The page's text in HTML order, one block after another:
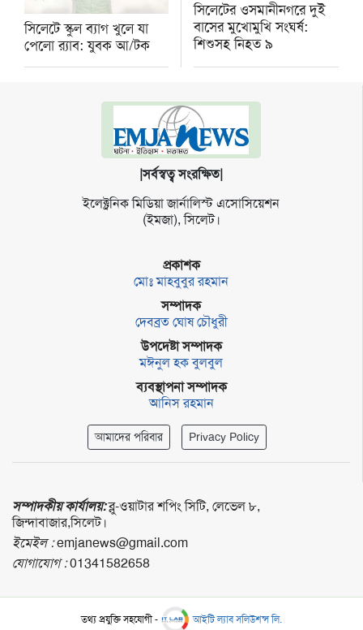
সিলেটে স্কুল ব্যাগ খুলে যা
পেলো র‌্যাব: যুবক আ/টক
সিলেটের ওসমানীনগরে দুই
বাসের মুখোমুখি সংঘর্ষ:
শিশুসহ নিহত ৯
|সর্বস্বত্ব সংরক্ষিত|
ইলেক্ট্র‌নিক মি‌ডিয়া জার্না‌লিস্ট এসো‌সি‌য়েশন
(ইমজা), সি‌লেট।
প্রকাশক
মোঃ মাহবুবুর রহমান
সম্পাদক
দেবব্রত ঘোষ চৌধুরী
উপদেষ্টা সম্পাদক
মঈনুল হক বুলবুল
ব্যবস্থাপনা সম্পাদক
আনিস রহমান
আমাদের পরিবার Privacy Policy
সম্পাদকীয় কার্যালয়:ব্লু-ওয়াটার শপিং সিটি, লেভেল ৮,
জিন্দাবাজার,সিলেট।
ইমেইল :emjanews@gmail.com
যোগাযোগ :01341582658
তথ্য প্রযুক্তি সহযোগী - আইটি ল্যাব সলিউশন্স লি.